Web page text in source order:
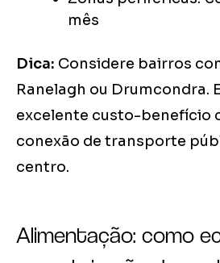
mês
Dica: Considere bairros
Ranelagh ou Drumcondra.
excelente custo-benefício
conexão de transporte
centro.
Alimentação: como